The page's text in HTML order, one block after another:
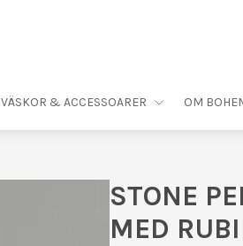
VÄSKOR & ACCESSOARER OM
STONE
MED